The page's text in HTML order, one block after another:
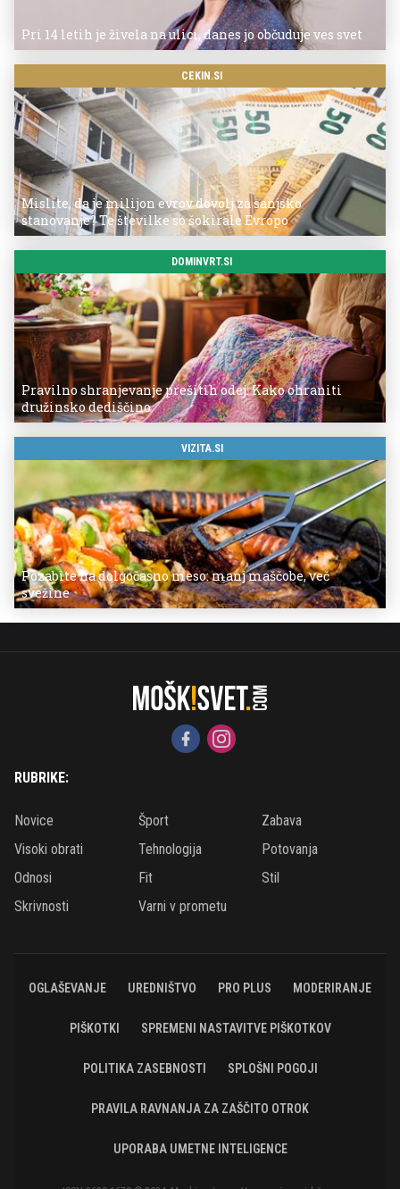
Pri 14 letih je živela na ulici, danes jo občuduje ves svet
CEKIN.SI
Mislite, da je milijon evrov dovolj za sanjsko
stanovanje? Te številke so šokirale Evropo
DOMINVRT.SI
Pravilno shranjevanje prešitih odej: Kako ohraniti
družinsko dediščino
VIZITA.SI
Pozabite na dolgočasno meso: manj maščobe, več
svežine
RUBRIKE:
Novice Šport
Zabava
Visoki obrati
Tehnologija
Potovanja
Odnosi
Fit
Stil
Skrivnosti
Varni v prometu
OGLAŠEVANJE UREDNIŠTVO PRO PLUS MODERIRANJE
PIŠKOTKI SPREMENI NASTAVITVE PIŠKOTKOV
POLITIKA ZASEBNOSTI SPLOŠNI POGOJI
PRAVILA RAVNANJA ZA ZAŠČITO OTROK
UPORABA UMETNE INTELIGENCE